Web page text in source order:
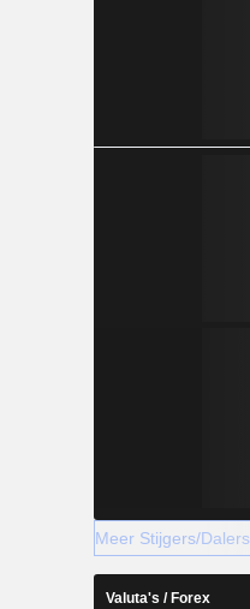
Meer Stijgers/Dalers
Valuta's / Forex